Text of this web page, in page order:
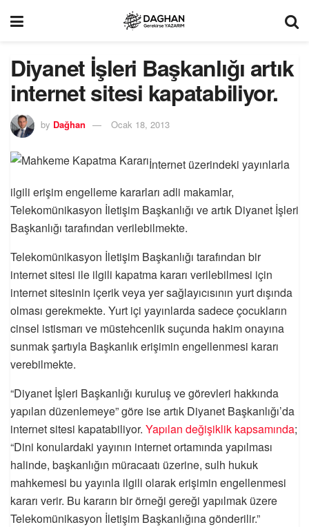
Diyanet İşleri Başkanlığı artık
internet sitesi kapatabiliyor.
by Dağhan Ocak 18, 2013
İnternet üzerindeki yayınlarla
ilgili erişim engelleme kararları adli makamlar,
Telekomünikasyon İletişim Başkanlığı ve artık Diyanet İşleri
Başkanlığı tarafından verilebilmekte.
Telekomünikasyon İletişim Başkanlığı tarafından bir
internet sitesi ile ilgili kapatma kararı verilebilmesi için
internet sitesinin içerik veya yer sağlayıcısının yurt dışında
olması gerekmekte. Yurt içi yayınlarda sadece çocukların
cinsel istismarı ve müstehcenlik suçunda hakim onayına
sunmak şartıyla Başkanlık erişimin engellenmesi kararı
verebilmekte.
“Diyanet İşleri Başkanlığı kuruluş ve görevleri hakkında
yapılan düzenlemeye” göre ise artık Diyanet Başkanlığı’da
internet sitesi kapatabiliyor. Yapılan değişiklik kapsamında;
“Dini konulardaki yayının internet ortamında yapılması
halinde, başkanlığın müracaatı üzerine, sulh hukuk
mahkemesi bu yayınla ilgili olarak erişimin engellenmesi
kararı verir. Bu kararın bir örneği gereği yapılmak üzere
Telekomünikasyon İletişim Başkanlığına gönderilir.”